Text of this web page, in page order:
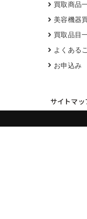
買取商品
美容機器
買取品目
よくある
お申込み
サイトマッ